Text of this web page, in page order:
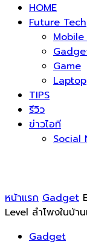
HOME
Future Tech
Game
Laptop
TIPS
รีวิว
ข่าวไอที
Social
หน้าแรก Gadget
Level ลำโพงในบ้า
Gadget